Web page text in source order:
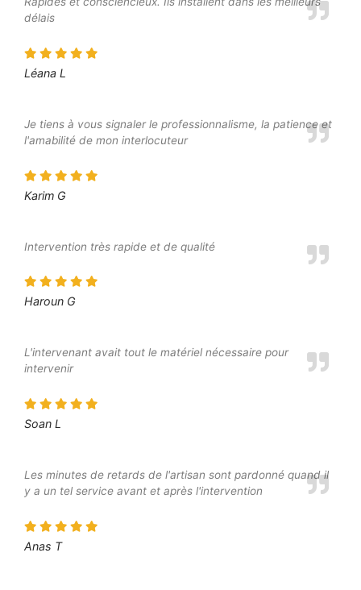
délais
Léana L
Je tiens à vous signaler le professionnalisme, la patience et
l'amabilité de mon interlocuteur
Karim G
Intervention très rapide et de qualité
Haroun G
L'intervenant avait tout le matériel nécessaire pour
intervenir
Soan L
Les minutes de retards de l'artisan sont pardonné quand il
y a un tel service avant et après l'intervention
Anas T